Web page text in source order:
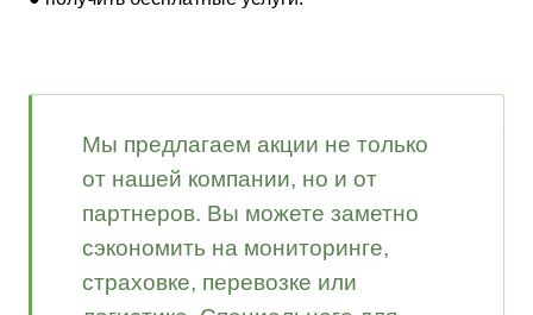
Мы предлагаем акции не только
от нашей компании, но и от
партнеров. Вы можете заметно
сэкономить на мониторинге,
страховке, перевозке или